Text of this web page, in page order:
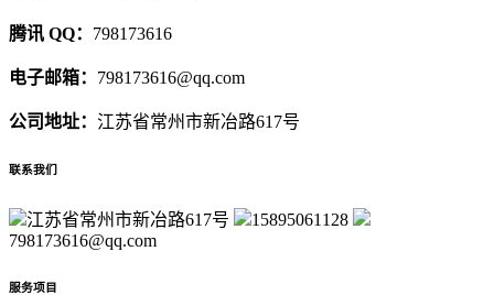
腾讯 QQ： 798173616
电子邮箱： 798173616@qq.com
公司地址： 江苏省常州市新冶路617号
联系我们
江苏省常州市新冶路617号
15895061128
798173616@qq.com
服务项目